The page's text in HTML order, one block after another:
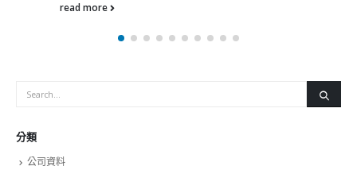
read more
分類
公司資料